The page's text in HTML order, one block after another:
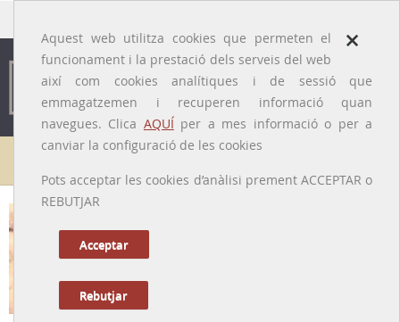
×
Aquest web utilitza cookies que permeten el
funcionament i la prestació dels serveis del web
així com cookies analítiques i de sessió que
emmagatzemen i recuperen informació quan
navegues. Clica AQUÍper a mes informació o per a
canviar la configuració de les cookies
Pots acceptar les cookies d’anàlisi prement ACCEPTAR o
REBUTJAR
Acceptar
Rebutjar
Galeria de metges